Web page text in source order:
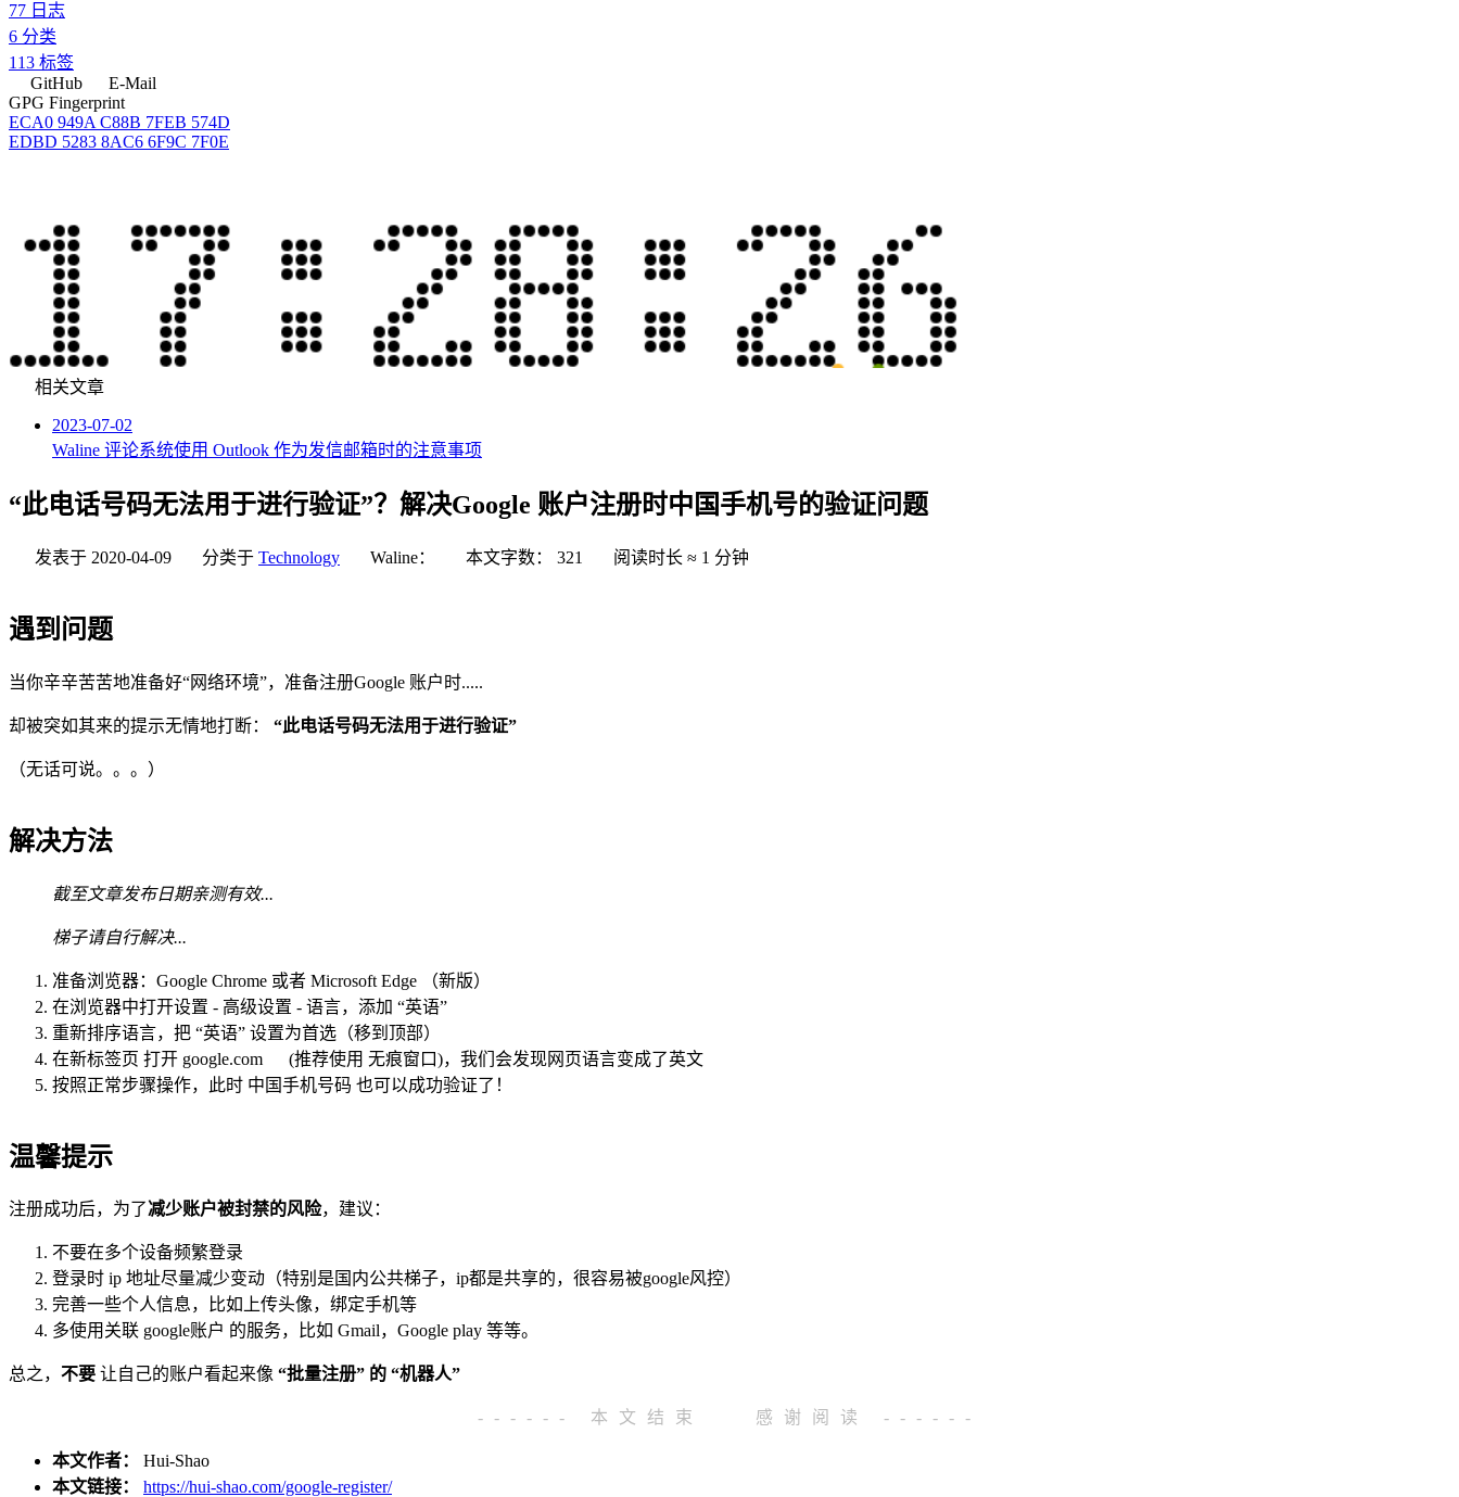
77 日志
6 分类
113 标签
GitHub
E-Mail
GPG Fingerprint
ECA0 949A C88B 7FEB 574D
EDBD 5283 8AC6 6F9C 7F0E
相关文章
2023-07-02
Waline 评论系统使用 Outlook 作为发信邮箱时的注意事项
“此电话号码无法用于进行验证”？解决Google 账户注册时中国手机号的验证问题
发表于 2020-04-09 分类于 Technology Waline： 本文字数： 321 阅读时长 ≈ 1 分钟
遇到问题
当你辛辛苦苦地准备好“网络环境”，准备注册Google 账户时.....
却被突如其来的提示无情地打断： “此电话号码无法用于进行验证”
（无话可说。。。）
解决方法
截至文章发布日期亲测有效...
梯子请自行解决...
准备浏览器：Google Chrome 或者 Microsoft Edge （新版）
在浏览器中打开设置 - 高级设置 - 语言，添加 “英语”
重新排序语言，把 “英语” 设置为首选（移到顶部）
在新标签页 打开 google.com
(推荐使用 无痕窗口)，我们会发现网页语言变成了英文
按照正常步骤操作，此时 中国手机号码 也可以成功验证了！
温馨提示
注册成功后，为了减少账户被封禁的风险，建议：
不要在多个设备频繁登录
登录时 ip 地址尽量减少变动（特别是国内公共梯子，ip都是共享的，很容易被google风控）
完善一些个人信息，比如上传头像，绑定手机等
多使用关联 google账户 的服务，比如 Gmail，Google play 等等。
总之， 不要 让自己的账户看起来像 “批量注册” 的 “机器人”
------ 本文结束 感谢阅读 ------
本文作者： Hui-Shao
本文链接：
https://hui-shao.com/google-register/